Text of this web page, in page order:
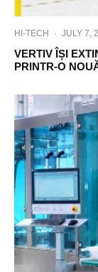
HI-TECH · JULY 7,
VERTIV ÎȘI
PRINTR-O